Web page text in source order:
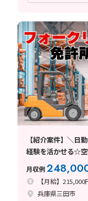
【紹介案件】＼
経験を活かせる☆
で消火設備の入出
月収例
【月給】215,000
兵庫県三田市